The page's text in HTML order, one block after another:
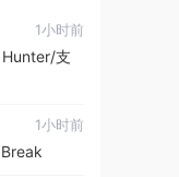
1小时前
支
1小时前